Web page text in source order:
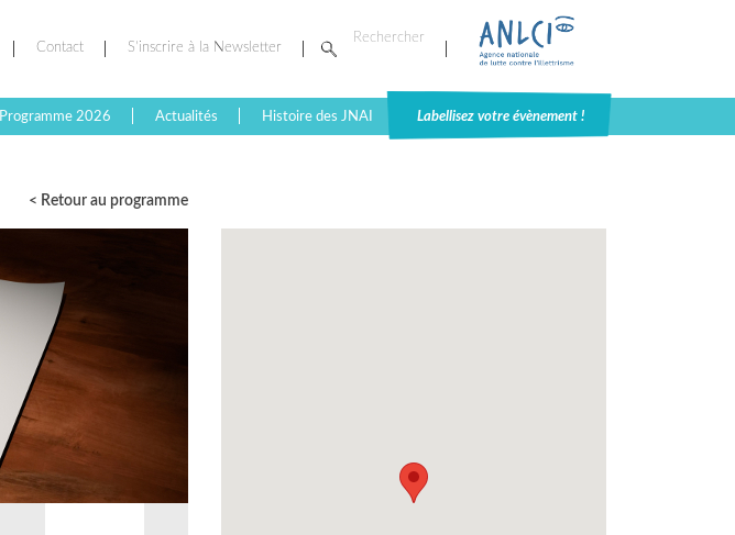
Contact S’inscrire à la Newsletter
Programme 2026 Actualités Histoire des JNAI Labellisez votre évènement !
< Retour au programme